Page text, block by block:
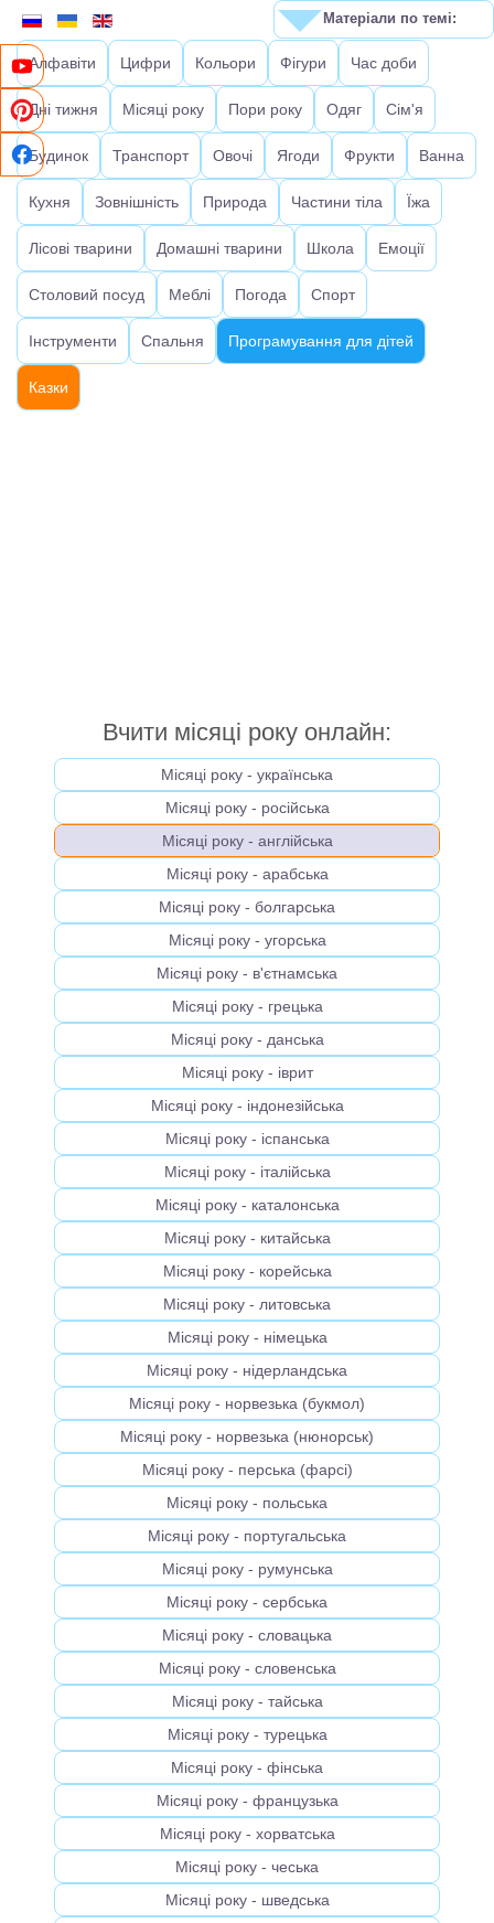
Алфавіти Цифри Кольори Фігури Час доби
Дні тижня Місяці року Пори року Одяг Сім'я
Будинок Транспорт Овочі Ягоди Фрукти Ванна
Кухня Зовнішність Природа Частини тіла Їжа
Лісові тварини Домашні тварини Школа Емоції
Столовий посуд Меблі Погода Спорт
Інструменти Спальня Програмування для дітей
Казки
Вчити місяці року онлайн:
Місяці року - українська
Місяці року - російська
Місяці року - англійська
Місяці року - арабська
Місяці року - болгарська
Місяці року - угорська
Місяці року - в'єтнамська
Місяці року - грецька
Місяці року - данська
Місяці року - іврит
Місяці року - індонезійська
Місяці року - іспанська
Місяці року - італійська
Місяці року - каталонська
Місяці року - китайська
Місяці року - корейська
Місяці року - литовська
Місяці року - німецька
Місяці року - нідерландська
Місяці року - норвезька (букмол)
Місяці року - норвезька (нюнорськ)
Місяці року - перська (фарсі)
Місяці року - польська
Місяці року - португальська
Місяці року - румунська
Місяці року - сербська
Місяці року - словацька
Місяці року - словенська
Місяці року - тайська
Місяці року - турецька
Місяці року - фінська
Місяці року - французька
Місяці року - хорватська
Місяці року - чеська
Місяці року - шведська
Матеріали по темі: